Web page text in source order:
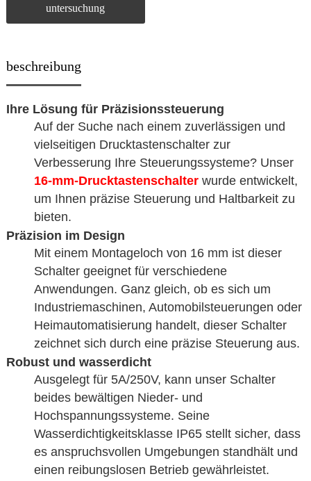
untersuchung
beschreibung
Ihre Lösung für Präzisionssteuerung
Auf der Suche nach einem zuverlässigen und
vielseitigen Drucktastenschalter zur
Verbesserung Ihre Steuerungssysteme? Unser
16-mm-Drucktastenschalterwurde entwickelt,
um Ihnen präzise Steuerung und Haltbarkeit zu
bieten.
Präzision im Design
Mit einem Montageloch von 16 mm ist dieser
Schalter geeignet für verschiedene
Anwendungen. Ganz gleich, ob es sich um
Industriemaschinen, Automobilsteuerungen oder
Heimautomatisierung handelt, dieser Schalter
zeichnet sich durch eine präzise Steuerung aus.
Robust und wasserdicht
Ausgelegt für 5A/250V, kann unser Schalter
beides bewältigen Nieder- und
Hochspannungssysteme. Seine
Wasserdichtigkeitsklasse IP65 stellt sicher, dass
es anspruchsvollen Umgebungen standhält und
einen reibungslosen Betrieb gewährleistet.